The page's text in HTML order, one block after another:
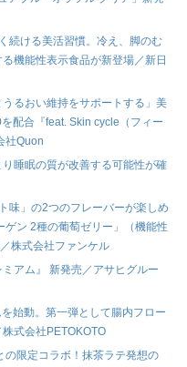
続ける美活習慣。冷え、脚のむ
機能性表示食品が新登場／新日
るおい維持をサポートする」美
配合『feat. Skin cycle（フィー
社Quon
睡眠の質が改善する可能性が確
味」の2つのフレーバーが楽しめ
ン 2種の葡萄ゼリー」（機能性
株式会社ファンケル
アム』 新発売／アサヒグルー
始動。第一弾として腸内フロー
式会社PETOKOTO
の限定コラボ！抹茶ラテ発想の